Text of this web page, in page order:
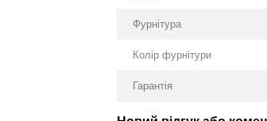
Фурнітура
Колір фурнітури
Гарантія